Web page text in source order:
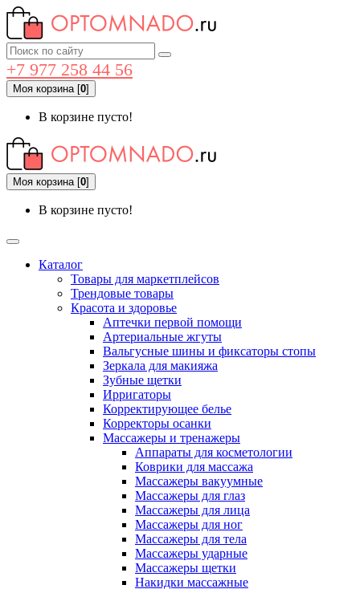
+7 977 258 44 56
Моя корзина[0]
В корзине пусто!
Моя корзина[0]
В корзине пусто!
Каталог
Товары для маркетплейсов
Трендовые товары
Красота и здоровье
Аптечки первой помощи
Артериальные жгуты
Вальгусные шины и фиксаторы стопы
Зеркала для макияжа
Зубные щетки
Ирригаторы
Корректирующее белье
Корректоры осанки
Массажеры и тренажеры
Аппараты для косметологии
Коврики для массажа
Массажеры вакуумные
Массажеры для глаз
Массажеры для лица
Массажеры для ног
Массажеры для тела
Массажеры ударные
Массажеры щетки
Накидки массажные